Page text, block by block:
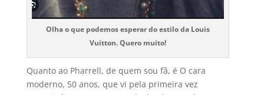
Olha o que podemos esperar do estilo da Louis
Vuitton. Quero muito!
Quanto ao Pharrell, de quem sou fã, é O cara
moderno, 50 anos, que vi pela primeira vez